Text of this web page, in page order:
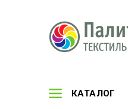
КАТАЛОГ